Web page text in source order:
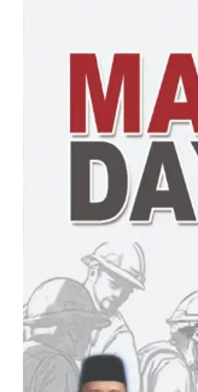
“Mudah-mudahan ke
pengurus akan
manfaatnya dapat
dukungan dan
lebih efektif. Saya
serta akan
kesejahteraan.
lagi rintisan tetapi